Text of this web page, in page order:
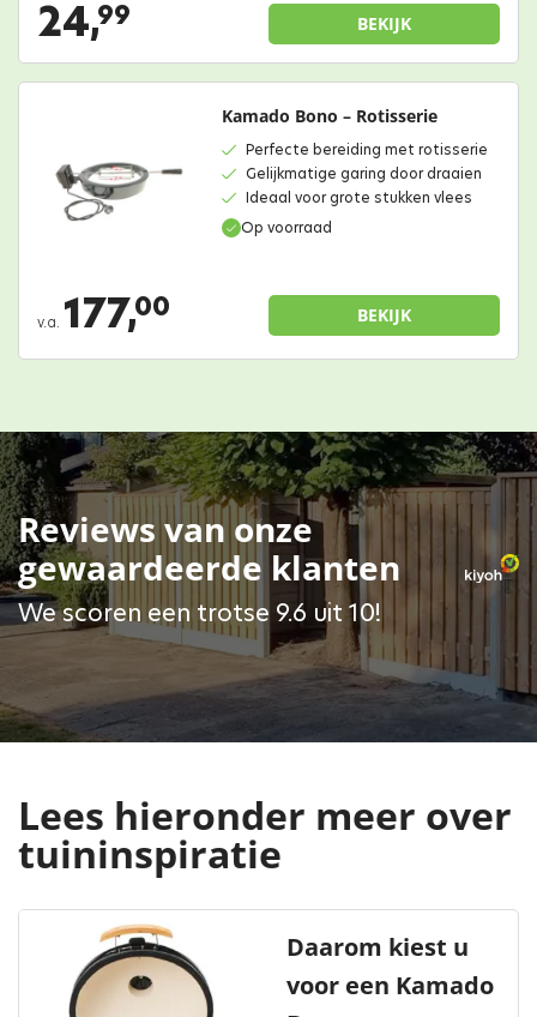
24,99 BEKIJK
Op voorraad
Kamado Bono – Rotisserie
Perfecte bereiding met rotisserie
Gelijkmatige garing door draaien
Ideaal voor grote stukken vlees
v.a. 177,00 BEKIJK
Reviews van onze
gewaardeerde klanten
We scoren een trotse 9.6 uit 10!
Lees hieronder meer over
tuininspiratie
Daarom kiest u
voor een Kamado